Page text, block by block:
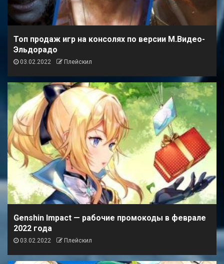
Топ продаж игр на консолях по версии М.Видео-
Эльдорадо
03.02.2022 Плейскил
Genshin Impact — рабочие промокоды в феврале
2022 года
03.02.2022 Плейскил